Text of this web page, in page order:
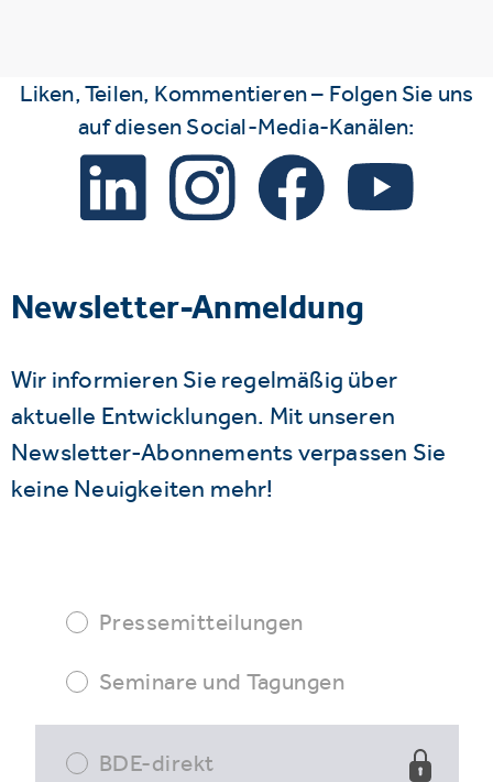
Liken, Teilen, Kommentieren – Folgen Sie uns
auf diesen Social-Media-Kanälen:
Newsletter-Anmeldung
Wir informieren Sie regelmäßig über
aktuelle Entwicklungen. Mit unseren
Newsletter-Abonnements verpassen Sie
keine Neuigkeiten mehr!
Pressemitteilungen
Seminare und Tagungen
BDE-direkt